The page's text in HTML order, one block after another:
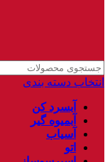
انتخاب دسته بندی
آبسرد کن
آبمیوه گیر
آسیاب
اتو